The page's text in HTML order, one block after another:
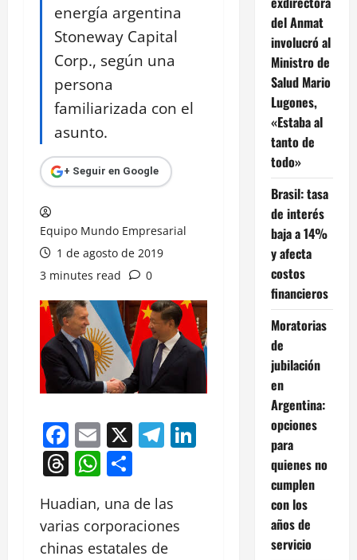
energía argentina
Stoneway Capital
Corp., según una
persona
familiarizada con el
asunto.
+ Seguir en Google
Equipo Mundo Empresarial
1 de agosto de 2019
3 minutes read
0
Facebook
Email
X Telegram
LinkedIn
Threads
WhatsApp
Huadian, una de las
varias corporaciones
chinas estatales de
del Anmat
involucró al
Ministro de
Salud Mario
Lugones,
«Estaba al
tanto de
todo»
Brasil: tasa
de interés
baja a 14%
y afecta
costos
financieros
Moratorias
de
jubilación
en
Argentina:
opciones
para
quienes no
cumplen
con los
años de
servicio